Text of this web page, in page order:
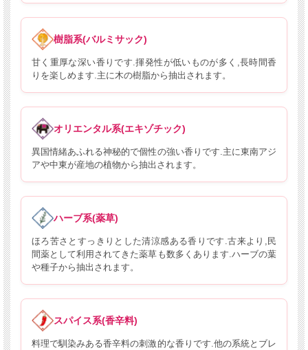
樹脂系(バルミサック)
甘く重厚な深い香りです.揮発性が低いものが多く,長時間香
りを楽しめます.主に木の樹脂から抽出されます。
オリエンタル系(エキゾチック)
異国情緒あふれる神秘的で個性の強い香りです.主に東南アジ
アや中東が産地の植物から抽出されます。
ハーブ系(薬草)
ほろ苦さとすっきりとした清涼感ある香りです.古来より,民
間薬として利用されてきた薬草も数多くあります.ハーブの葉
や種子から抽出されます。
スパイス系(香辛料)
料理で馴染みある香辛料の刺激的な香りです.他の系統とブレ